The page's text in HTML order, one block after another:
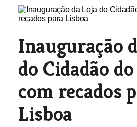
Inauguração
do Cidadão
com recados
Lisboa